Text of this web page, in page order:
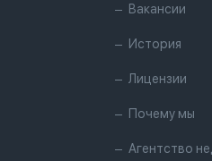
Вакансии
История
Лицензии
Почему мы
Агентство